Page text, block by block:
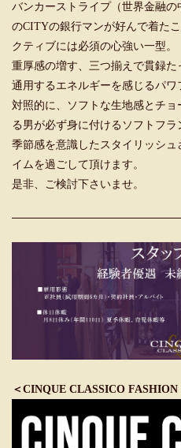
バンカーストライプ（世界金融
のCITYの銀行マンが好んで着た
クティブには必須の心強い一型。
重厚感の増す、三つ揃えで貫録
通用するエネルギーを感じるパワ
対照的に、ソフトな生地感とチ
る男が必ず身に付けるソフトフラ
季節感を意識したスタイリッシ
イムを過ごして頂けます。
是非、ご検討下さいませ。
＜CINQUE CLASSICO FASHION